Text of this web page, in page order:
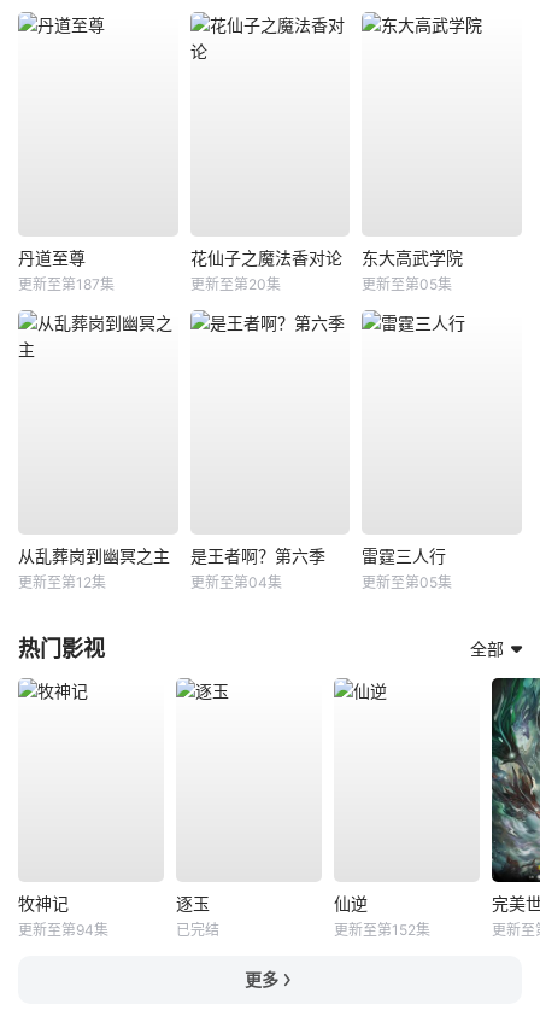
丹道至尊
更新至第187集
花仙子之魔法香对论
更新至第20集
东大高武学院
更新至第05集
从乱葬岗到幽冥之主
更新至第12集
是王者啊？第六季
更新至第04集
雷霆三人行
更新至第05集
热门影视 全部
牧神记
更新至第94集
逐玉
已完结
仙逆
更新至第152集
完美
更新
更多